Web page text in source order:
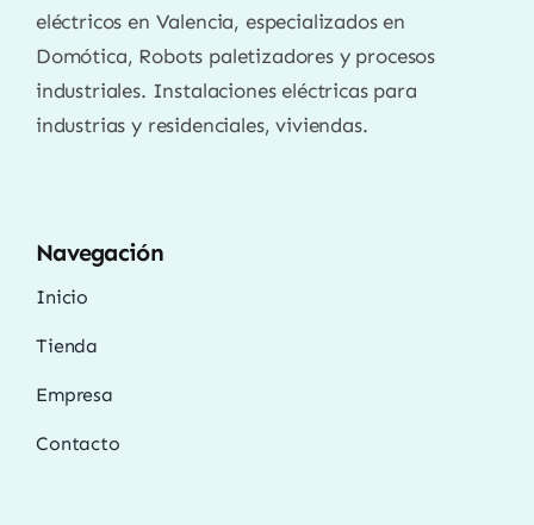
eléctricos en Valencia, especializados en
Domótica, Robots paletizadores y procesos
industriales. Instalaciones eléctricas para
industrias y residenciales, viviendas.
Navegación
Inicio
Tienda
Empresa
Contacto